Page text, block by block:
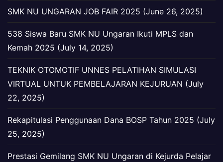
SMK NU UNGARAN JOB FAIR 2025 (June 26, 2025)
538 Siswa Baru SMK NU Ungaran Ikuti MPLS dan
Kemah 2025 (July 14, 2025)
TEKNIK OTOMOTIF UNNES PELATIHAN SIMULASI
VIRTUAL UNTUK PEMBELAJARAN KEJURUAN (July
22, 2025)
Rekapitulasi Penggunaan Dana BOSP Tahun 2025 (July
25, 2025)
Prestasi Gemilang SMK NU Ungaran di Kejurda Pelajar